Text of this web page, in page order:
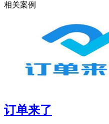
相关案例
订单来了